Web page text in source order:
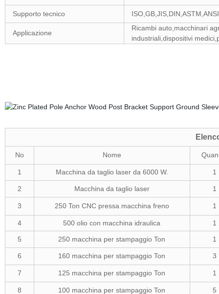
Supporto tecnico ISO,GB,JIS,DIN,ASTM,ANSI
Applicazione
Ricambi auto,macchinari
industriali,dispositivi
No Nome
1 Macchina da taglio laser da 6000 W. 1
2 Macchina da taglio laser 1
3 250 Ton CNC pressa macchina freno 1
4 500 olio con macchina idraulica 1
5 250 macchina per stampaggio Ton 1
6 160 macchina per stampaggio Ton 3
7 125 macchina per stampaggio Ton 1
8 100 macchina per stampaggio Ton 5